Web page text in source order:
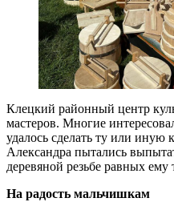
Клецкий районный центр
мастеров. Многие
удалось сделать ту или иную
Александра пытались
деревяной резьбе равных ему
На радость мальчишкам